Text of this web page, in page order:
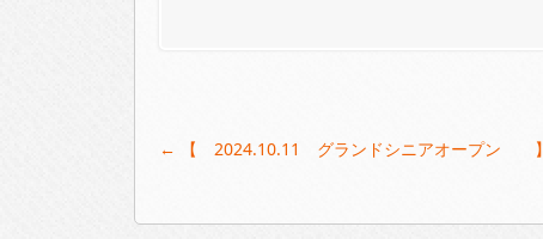
Post
navigation
← 【 2024.10.11 グランドシニアオープン 】